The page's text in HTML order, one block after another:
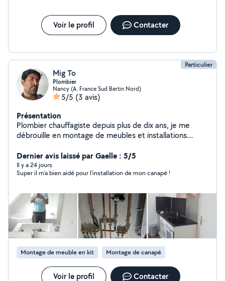
Voir le profil Contacter
Particulier
Mig To
Plombier
Nancy (A. France Sud Bertin Nord)
5/5 (3 avis)
Présentation
Plombier chauffagiste depuis plus de dix ans, je me
débrouille en montage de meubles et installations
bain.
Dernier avis laissé par Gaelle : 5/5
Il y a 24 jours
Super il m’a bien aidé pour l’installation de mon canapé !
Montage de meuble en kit Montage de canapé
Voir le profil Contacter